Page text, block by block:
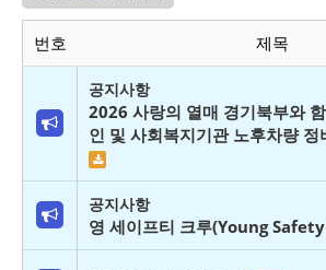
번호 제목
공지사항
2026 사랑의 열매 경기북부와
인 및 사회복지기관 노후차량
공지사항
영 세이프티 크루(Young